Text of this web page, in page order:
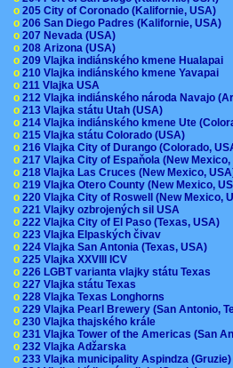
o 205 City of Coronado (Kalifornie, USA)
o 206 San Diego Padres (Kalifornie, USA)
o 207 Nevada (USA)
o 208 Arizona (USA)
o 209 Vlajka indiánského kmene Hualapai
o 210 Vlajka indiánského kmene Yavapai
o 211 Vlajka USA
o 212 Vlajka indiánského národa Navajo
o 213 Vlajka státu Utah (USA)
o 214 Vlajka indiánského kmene Ute
o 215 Vlajka státu Colorado (USA)
o 216 Vlajka City of Durango (Colorado,
o 217 Vlajka City of Espaňola (New
o 218 Vlajka Las Cruces (New Mexico,
o 219 Vlajka Otero County (New Mexico,
o 220 Vlajka City of Roswell (New Mexico,
o 221 Vlajky ozbrojených sil USA
o 222 Vlajka City of El Paso (Texas, USA)
o 223 Vlajka Elpaských čivav
o 224 Vlajka San Antonia (Texas, USA)
o 225 Vlajka XXVIII ICV
o 226 LGBT varianta vlajky státu Texas
o 227 Vlajka státu Texas
o 228 Vlajka Texas Longhorns
o 229 Vlajka Pearl Brewery (San Antonio,
o 230 Vlajka thajského krále
o 231 Vlajka Tower of the Americas (San
o 232 Vlajka Adžarska
o 233 Vlajka municipality Aspindza